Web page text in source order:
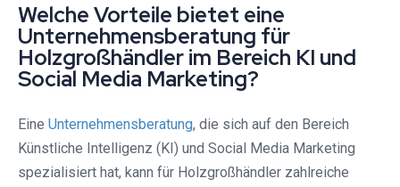
Welche Vorteile bietet eine
Unternehmensberatung für
Holzgroßhändler im Bereich KI und
Social Media Marketing?
Eine Unternehmensberatung, die sich auf den Bereich
Künstliche Intelligenz (KI) und Social Media Marketing
spezialisiert hat, kann für Holzgroßhändler zahlreiche